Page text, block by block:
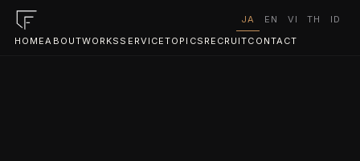
HOMEABOUTWORKS SERVICETOPICS RECRUITCONTACT
JA EN VI TH ID